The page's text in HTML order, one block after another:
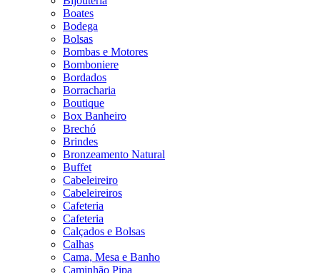
Boates
Bodega
Bolsas
Bombas e Motores
Bomboniere
Bordados
Borracharia
Boutique
Box Banheiro
Brechó
Brindes
Bronzeamento Natural
Buffet
Cabeleireiro
Cabeleireiros
Cafeteria
Cafeteria
Calçados e Bolsas
Calhas
Cama, Mesa e Banho
Caminhão Pipa